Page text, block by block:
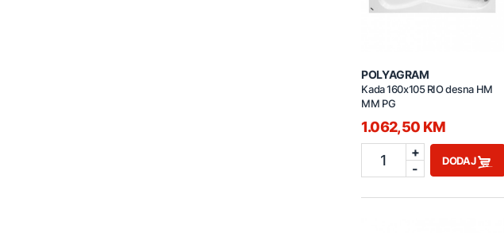
POLYAGRAM
Kada 160x105 RIO desna HM
MM PG
1.062,50 KM
1
+
-
DODAJ